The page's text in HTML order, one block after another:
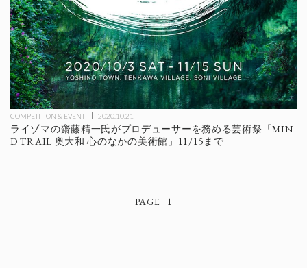
COMPETITION & EVENT 2020.10.21
ライゾマの齋藤精一氏がプロデューサーを務める芸術祭「MIN
D TRAIL 奥大和 心のなかの美術館」11/15まで
1